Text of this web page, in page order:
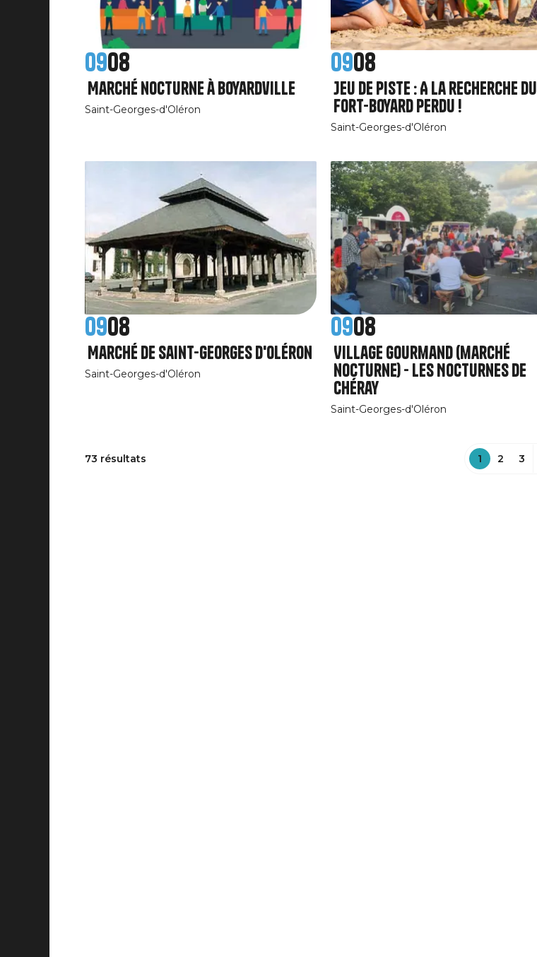
0908
Marché nocturne à Boyardville
Saint-Georges-d'Oléron
0908
Jeu de piste : A la recherche du
Fort-Boyard perdu !
Saint-Georges-d'Oléron
0908
Marché de Saint-Georges d'Oléron
Saint-Georges-d'Oléron
0908
Village Gourmand (marché
nocturne) - Les Nocturnes de
Chéray
Saint-Georges-d'Oléron
73 résultats 1 2 3